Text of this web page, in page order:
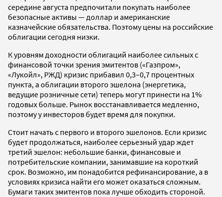
середине августа предпочитали покупать наиболее
безопасные активы — доллар и американские
казначейские обязательства. Поэтому цены на российские
облигации сегодня низки.
К уровням доходности облигаций наиболее сильных с
финансовой точки зрения эмитентов («Газпром»,
«Лукойл», РЖД) кризис прибавил 0,3–0,7 процентных
пункта, а облигации второго эшелона (энергетика,
ведущие розничные сети) теперь могут принести на 1%
годовых больше. Рынок восстанавливается медленно,
поэтому у инвесторов будет время для покупки.
Стоит начать с первого и второго эшелонов. Если кризис
будет продолжаться, наиболее серьезный удар ждет
третий эшелон: небольшие банки, финансовые и
потребительские компании, занимавшие на короткий
срок. Возможно, им понадобится рефинансирование, а в
условиях кризиса найти его может оказаться сложным.
Бумаги таких эмитентов пока лучше обходить стороной.